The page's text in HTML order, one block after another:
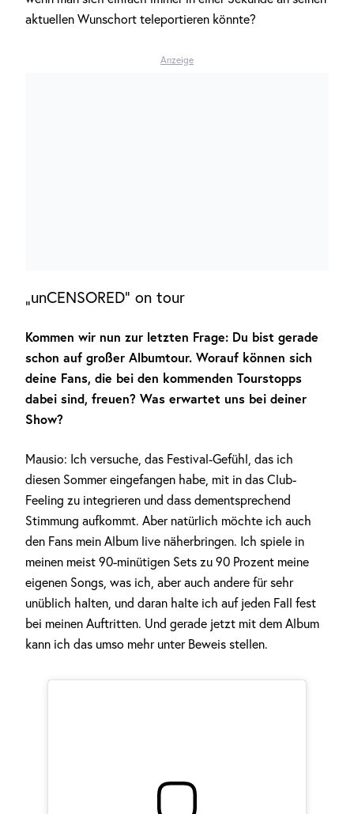
aktuellen Wunschort teleportieren könnte?
Anzeige
„unCENSORED“ on tour
Kommen wir nun zur letzten Frage: Du bist gerade
schon auf großer Albumtour. Worauf können sich
deine Fans, die bei den kommenden Tourstopps
dabei sind, freuen? Was erwartet uns bei deiner
Show?
Mausio: Ich versuche, das Festival-Gefühl, das ich
diesen Sommer eingefangen habe, mit in das Club-
Feeling zu integrieren und dass dementsprechend
Stimmung aufkommt. Aber natürlich möchte ich auch
den Fans mein Album live näherbringen. Ich spiele in
meinen meist 90-minütigen Sets zu 90 Prozent meine
eigenen Songs, was ich, aber auch andere für sehr
unüblich halten, und daran halte ich auf jeden Fall fest
bei meinen Auftritten. Und gerade jetzt mit dem Album
kann ich das umso mehr unter Beweis stellen.